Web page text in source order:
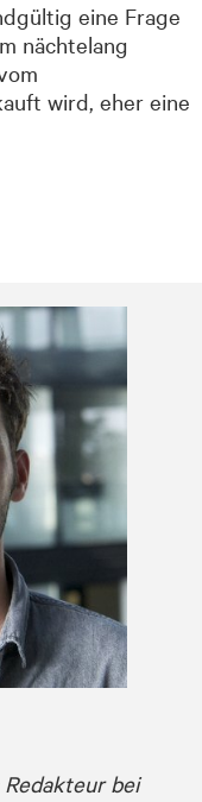
eine Frage
näch­te­lang
wird, eher eine
bei